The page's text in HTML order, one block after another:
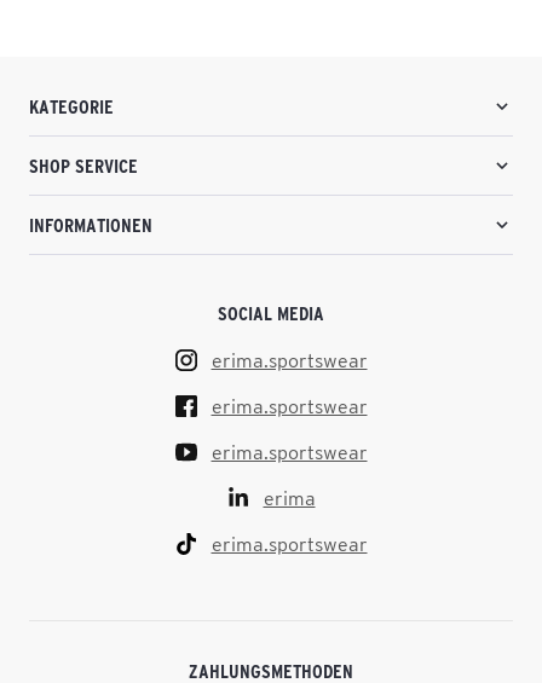
KATEGORIE
SHOP SERVICE
INFORMATIONEN
SOCIAL MEDIA
erima.sportswear
erima.sportswear
erima.sportswear
erima
erima.sportswear
ZAHLUNGSMETHODEN